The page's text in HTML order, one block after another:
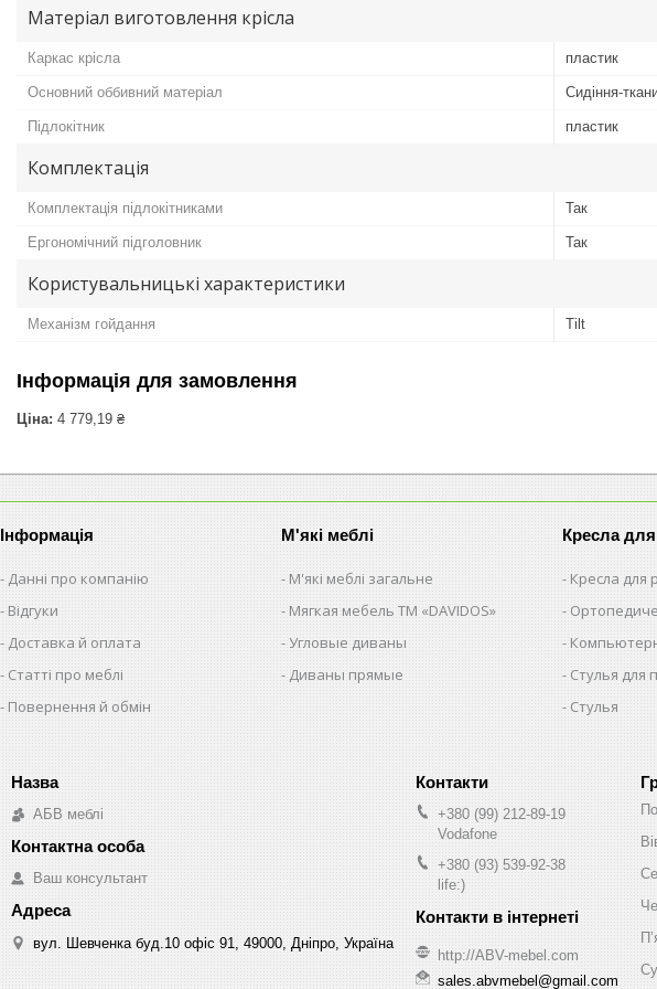
Матеріал виготовлення крісла
Каркас крісла пластик
Основний оббивний матеріал Сидіння-
Підлокітник пластик
Комплектація
Комплектація підлокітниками Так
Ергономічний підголовник Так
Користувальницькі характеристики
Механізм гойдання Tilt
Інформація для замовлення
Ціна: 4 779,19 ₴
Інформація
Данні про компанію
Відгуки
Доставка й оплата
Статті про меблі
Повернення й обмін
М'які меблі
М'які меблі загальне
Мягкая мебель ТМ «DAVIDOS»
Угловые диваны
Диваны прямые
Кресла
Кресла для
Стулья для
Стулья
АБВ меблі
Ваш консультант
вул. Шевченка буд.10 офіс 91, 49000, Дніпро, Україна
+380 (99) 212-89-19
Vodafone
+380 (93) 539-92-38
life:)
http://ABV-mebel.com
sales.abvmebel@gmail.com